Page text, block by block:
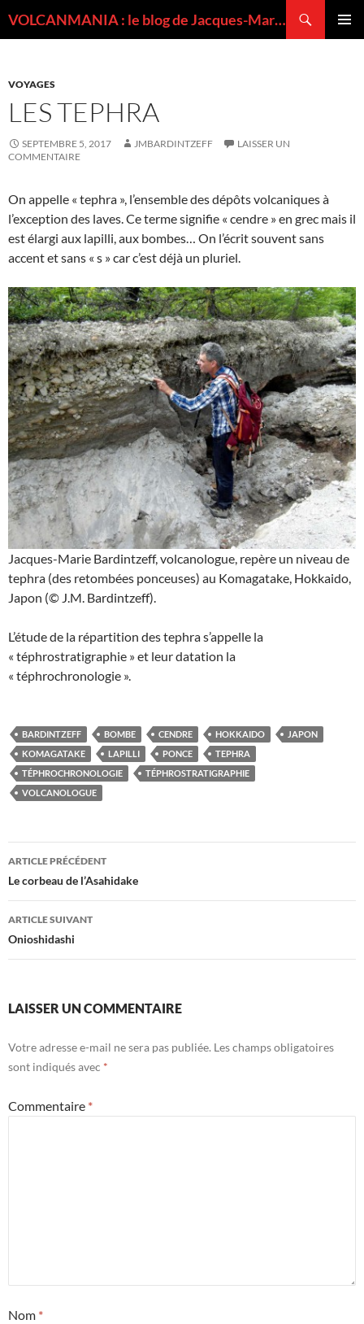
VOLCANMANIA : le blog de Jacques-Marie BARDINTZEFF, volcanologue
VOYAGES
LES TEPHRA
SEPTEMBRE 5, 2017 JMBARDINTZEFF
LAISSER UN
COMMENTAIRE
On appelle « tephra », l’ensemble des dépôts volcaniques à
l’exception des laves. Ce terme signifie « cendre » en grec mais il
est élargi aux lapilli, aux bombes… On l’écrit souvent sans
accent et sans « s » car c’est déjà un pluriel.
Jacques-Marie Bardintzeff, volcanologue, repère un niveau de
tephra (des retombées ponceuses) au Komagatake, Hokkaido,
Japon (© J.M. Bardintzeff).
L’étude de la répartition des tephra s’appelle la
« téphrostratigraphie » et leur datation la
« téphrochronologie ».
BARDINTZEFF BOMBE CENDRE HOKKAIDO
JAPON
KOMAGATAKE
LAPILLI PONCE
TEPHRA
TÉPHROCHRONOLOGIE
TÉPHROSTRATIGRAPHIE
VOLCANOLOGUE
Navigation
des
articles
ARTICLE PRÉCÉDENT
Le corbeau de l’Asahidake
ARTICLE SUIVANT
Onioshidashi
LAISSER UN COMMENTAIRE
Votre adresse e-mail ne sera pas publiée. Les champs obligatoires
sont indiqués avec *
Commentaire *
Nom *